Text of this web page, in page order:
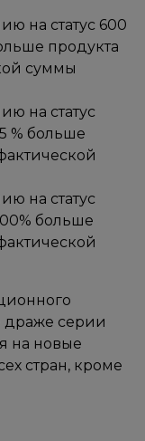
на статус 600
продукта
суммы
на статус
% больше
на статус
больше
драже серии
на новые
стран, кроме